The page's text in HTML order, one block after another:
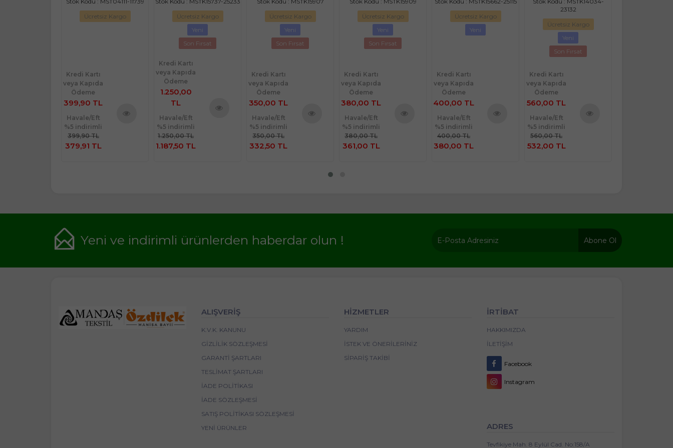
Ücretsiz Kargo
Kredi Kartı
veya Kapıda
Ödeme
399,90 TL
Havale/Eft
%5 indirimli
399,90 TL
379,91 TL
Ücretsiz Kargo
Yeni
Son Fırsat
Kredi Kartı
veya Kapıda
Ödeme
1.250,00
TL
Havale/Eft
%5 indirimli
1.250,00 TL
1.187,50 TL
Ücretsiz Kargo
Yeni
Son Fırsat
Kredi Kartı
veya Kapıda
Ödeme
350,00 TL
Havale/Eft
%5 indirimli
350,00 TL
332,50 TL
Ücretsiz Kargo
Yeni
Son Fırsat
Kredi Kartı
veya Kapıda
Ödeme
380,00 TL
Havale/Eft
%5 indirimli
380,00 TL
361,00 TL
Ücretsiz Kargo
Yeni
Kredi Kartı
veya Kapıda
Ödeme
400,00 TL
Havale/Eft
%5 indirimli
400,00 TL
380,00 TL
23132
Ücretsiz Kargo
Yeni
Son Fırsat
Kredi Kartı
veya Kapıda
Ödeme
560,00 TL
Havale/Eft
%5 indirimli
560,00 TL
532,00 TL
Yeni ve indirimli ürünlerden haberdar olun ! Abone Ol
ALIŞVERİŞ
K.V.K. KANUNU
GIZLILIK SÖZLEŞMESI
GARANTI ŞARTLARI
TESLIMAT ŞARTLARI
İADE POLITIKASI
İADE SÖZLEŞMESI
SATIŞ POLITIKASI SÖZLEŞMESI
YENI ÜRÜNLER
HİZMETLER
YARDIM
İSTEK VE ÖNERILERINIZ
SIPARIŞ TAKIBI
İRTİBAT
HAKKIMIZDA
İLETIŞIM
Facebook
Instagram
ADRES
Tevfikiye Mah. 8 Eylül Cad. No:158/A